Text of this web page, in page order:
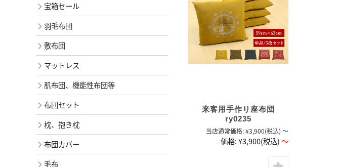
来客用手作り座布団
ry0235
当店通常価格:¥3,900(税込) ～
価格:¥3,900(税込)～
宝箱セール
羽毛布団
敷布団
マットレス
肌布団、機能性布団等
布団セット
枕、抱き枕
布団カバー
毛布